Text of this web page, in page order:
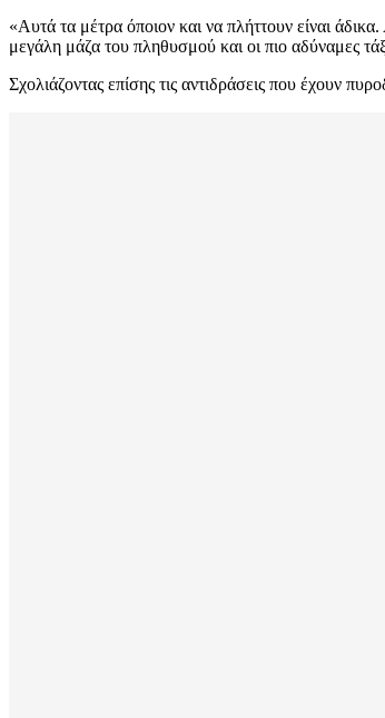
«Αυτά τα μέτρα όποιον και να πλήττουν είναι
μεγάλη μάζα του πληθυσμού και οι πιο αδύναμες
Σχολιάζοντας επίσης τις αντιδράσεις που έχουν